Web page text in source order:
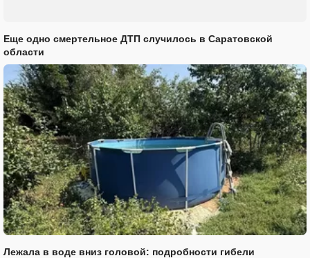
Еще одно смертельное ДТП случилось в Саратовской
области
Лежала в воде вниз головой: подробности гибели